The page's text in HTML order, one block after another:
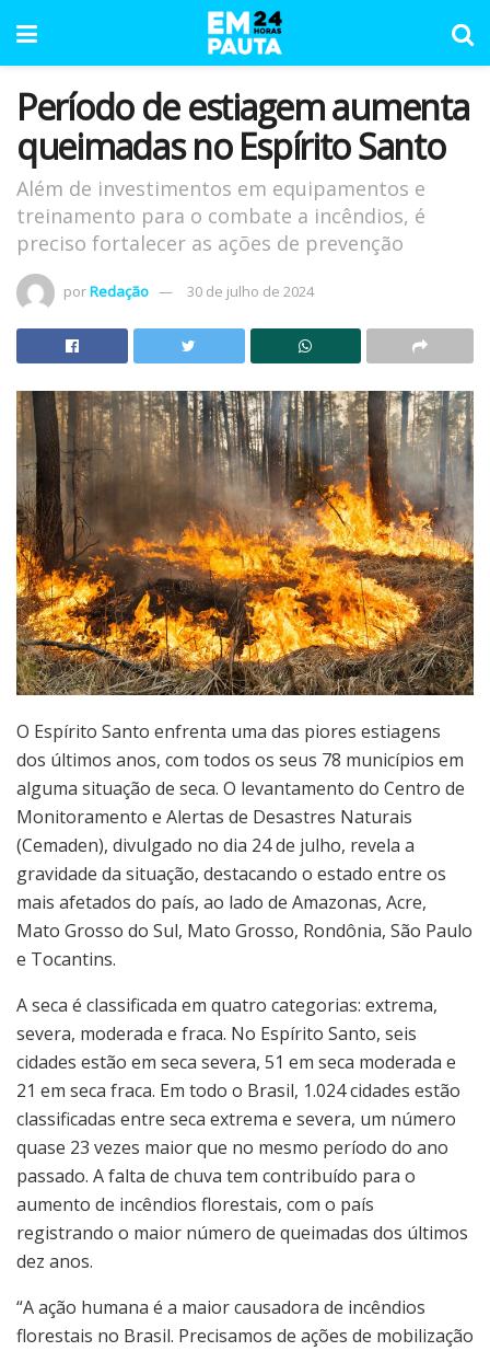
Período de estiagem aumenta
queimadas no Espírito Santo
Além de investimentos em equipamentos e
treinamento para o combate a incêndios, é
preciso fortalecer as ações de prevenção
porRedação 30 de julho de 2024
O Espírito Santo enfrenta uma das piores estiagens
dos últimos anos, com todos os seus 78 municípios em
alguma situação de seca. O levantamento do Centro de
Monitoramento e Alertas de Desastres Naturais
(Cemaden), divulgado no dia 24 de julho, revela a
gravidade da situação, destacando o estado entre os
mais afetados do país, ao lado de Amazonas, Acre,
Mato Grosso do Sul, Mato Grosso, Rondônia, São Paulo
e Tocantins.
A seca é classificada em quatro categorias: extrema,
severa, moderada e fraca. No Espírito Santo, seis
cidades estão em seca severa, 51 em seca moderada e
21 em seca fraca. Em todo o Brasil, 1.024 cidades estão
classificadas entre seca extrema e severa, um número
quase 23 vezes maior que no mesmo período do ano
passado. A falta de chuva tem contribuído para o
aumento de incêndios florestais, com o país
registrando o maior número de queimadas dos últimos
dez anos.
“A ação humana é a maior causadora de incêndios
florestais no Brasil. Precisamos de ações de mobilização